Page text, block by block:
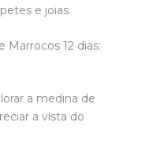
e joias.
Marrocos 12 dias:
a medina de
a vista do